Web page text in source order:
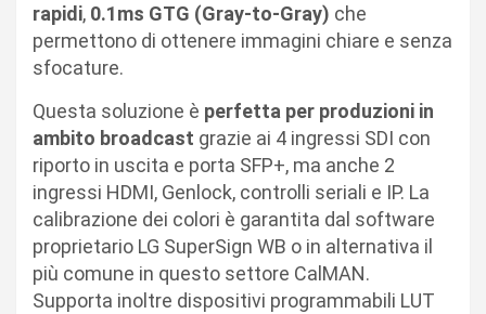
rapidi, 0.1ms GTG (Gray-to-Gray) che
permettono di ottenere immagini chiare e senza
sfocature.
Questa soluzione è perfetta per produzioni in
ambito broadcast grazie ai 4 ingressi SDI con
riporto in uscita e porta SFP+, ma anche 2
ingressi HDMI, Genlock, controlli seriali e IP. La
calibrazione dei colori è garantita dal software
proprietario LG SuperSign WB o in alternativa il
più comune in questo settore CalMAN.
Supporta inoltre dispositivi programmabili LUT